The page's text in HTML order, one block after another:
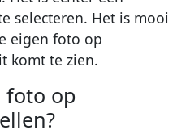
selecteren. Het is mooi
eigen foto op
komt te zien.
foto op